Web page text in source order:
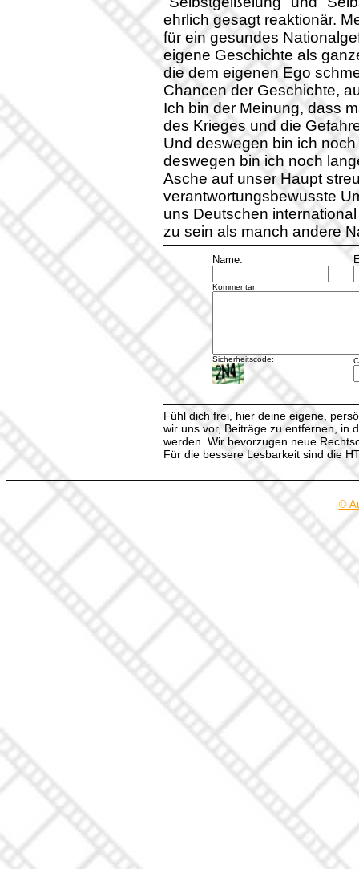
ehrlich gesagt reaktionär.
für ein gesundes
eigene Geschichte als
die dem eigenen Ego
Chancen der Geschichte,
Ich bin der Meinung, dass
des Krieges und die
Und deswegen bin ich
deswegen bin ich noch
Asche auf unser Haupt
verantwortungsbewusste
uns Deutschen
zu sein als manch andere
Name:
Kommentar:
Sicherheitscode:
Fühl dich frei, hier deine eigene,
wir uns vor, Beiträge zu entfernen, in
werden. Wir bevorzugen neue
Für die bessere Lesbarkeit sind die
©